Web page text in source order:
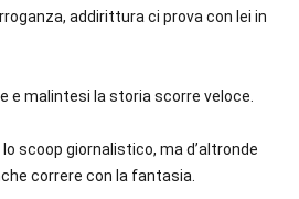
addirittura ci prova con lei in
e malintesi la storia scorre veloce.
scoop giornalistico, ma d’altronde
correre con la fantasia.